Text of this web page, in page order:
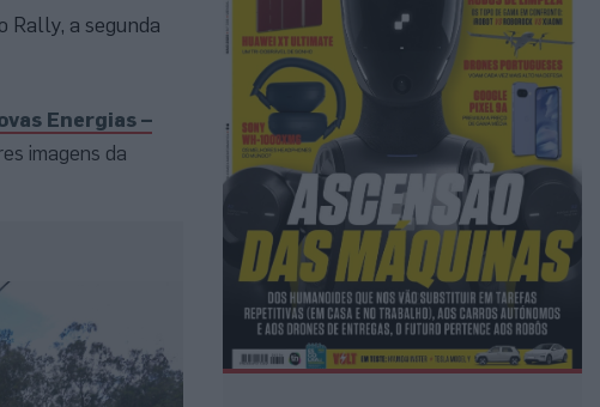
Rally, a segunda
Energias –
imagens da